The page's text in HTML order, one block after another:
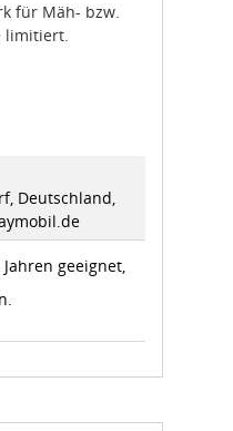
für Mäh- bzw.
limitiert.
Deutschland,
geeignet,